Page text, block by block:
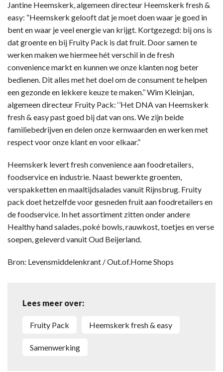
Jantine Heemskerk, algemeen directeur Heemskerk fresh &
easy: “Heemskerk gelooft dat je moet doen waar je goed in
bent en waar je veel energie van krijgt. Kortgezegd: bij ons is
dat groente en bij Fruity Pack is dat fruit. Door samen te
werken maken we hiermee hét verschil in de fresh
convenience markt en kunnen we onze klanten nog beter
bedienen. Dit alles met het doel om de consument te helpen
een gezonde en lekkere keuze te maken.’’ Wim Kleinjan,
algemeen directeur Fruity Pack: ‘’Het DNA van Heemskerk
fresh & easy past goed bij dat van ons. We zijn beide
familiebedrijven en delen onze kernwaarden en werken met
respect voor onze klant en voor elkaar.”
Heemskerk levert fresh convenience aan foodretailers,
foodservice en industrie. Naast bewerkte groenten,
verspakketten en maaltijdsalades vanuit Rijnsbrug. Fruity
pack doet hetzelfde voor gesneden fruit aan foodretailers en
de foodservice. In het assortiment zitten onder andere
Healthy hand salades, poké bowls, rauwkost, toetjes en verse
soepen, geleverd vanuit Oud Beijerland.
Bron: Levensmiddelenkrant / Out.of.Home Shops
Lees meer over:
Fruity Pack Heemskerk fresh & easy
samenwerking